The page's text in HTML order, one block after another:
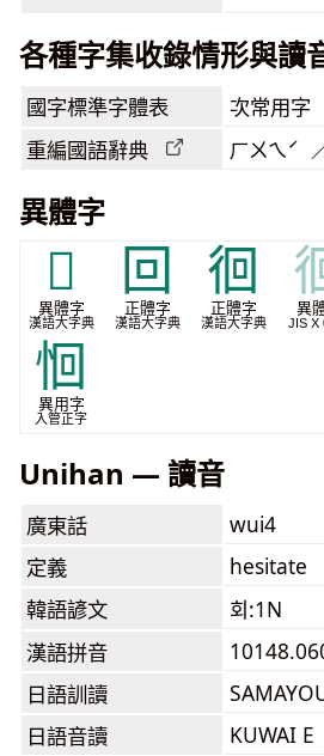
各種字集收錄情形與讀
國字標準字體表 次常用字
重編國語辭典 ㄏㄨㄟˊ
異體字
𠇶
異體字
漢語大字典
回
正體字
漢語大字典
徊
正體字
漢語大字典
異
JIS X
恛
異用字
入管正字
Unihan — 讀音
廣東話
wui4
定義
hesitate
韓語諺文
회:1N
漢語拼音
日語訓讀
日語音讀
KUWAI E